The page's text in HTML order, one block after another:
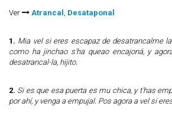
Ver Atrancal , Desataponal
1. Mia vel si eres escapaz de desatrancalme
como ha jinchao s'ha queao encajoná, y
desatrancal-la, hijito.
2. Si es que esa puerta es mu chica, y t'has
por ahí, y venga a empujal. Pos agora a vel si